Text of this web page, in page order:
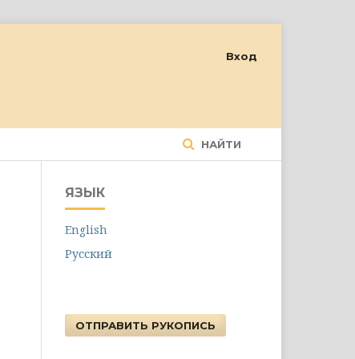
НАЙТИ
Вход
ЯЗЫК
English
Русский
ОТПРАВИТЬ РУКОПИСЬ